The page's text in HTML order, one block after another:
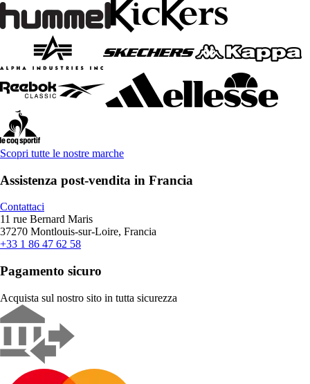
Scopri tutte le nostre marche
Assistenza post-vendita in Francia
Contattaci
11 rue Bernard Maris
37270 Montlouis-sur-Loire, Francia
+33 1 86 47 62 58
Pagamento sicuro
Acquista sul nostro sito in tutta sicurezza